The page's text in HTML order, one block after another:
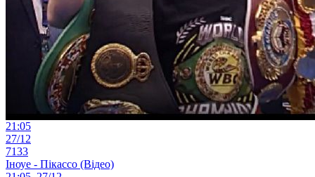
21:05
27/12
7133
Іноуе - Пікассо (Відео)